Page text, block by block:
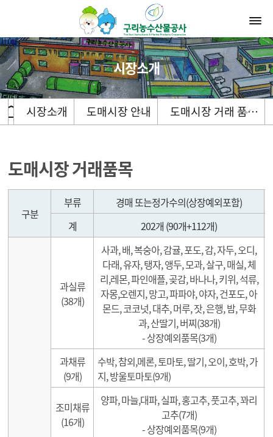
시장소개
시장소개 도매시장 안내 도매시장 거래 품…
도매시장 거래품목
구분
부류
경매 또는정가수의(상장예외포함)
계
202개 (90개+112개)
과실류
(38개)
사과, 배, 복숭아, 감귤, 포도, 감, 자두, 오디,
다래, 유자, 탱자, 앵두, 모과, 살구, 매실, 체
리,레몬, 파인애플, 곶감, 바나나, 키위, 석류,
자몽,오렌지, 망고, 파파야, 야자, 건포도, 아
몬드, 코코넛, 대추, 머루, 잣, 은행, 밤, 무화
과, 산딸기, 버찌(38개)
- 상장예외품목(3개)
과채류
(9개)
수박, 참외,메론, 토마토, 딸기, 오이, 호박, 가
지, 방울토마토(9개)
조미채류
(16개)
양파, 마늘,대파, 실파, 홍고추, 풋고추, 꽈리
고추(7개)
- 상장예외품목(9개)